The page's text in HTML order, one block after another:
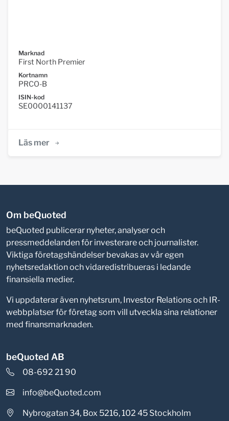
Marknad
First North Premier
Kortnamn
PRCO-B
ISIN-kod
SE0000141137
Läs mer
Om beQuoted
beQuoted publicerar nyheter, analyser och
pressmeddelanden för investerare och journalister.
Viktiga företagshändelser bevakas av vår egen
nyhetsredaktion och vidaredistribueras i ledande
finansiella medier.
Vi uppdaterar även nyhetsrum, Investor Relations och IR-
webbplatser för företag som vill utveckla sina relationer
med finansmarknaden.
beQuoted AB
08-692 21 90
info@beQuoted.com
Nybrogatan 34, Box 5216, 102 45 Stockholm